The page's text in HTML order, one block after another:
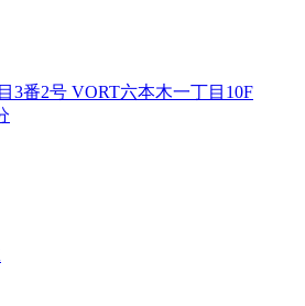
3番2号 VORT六本木一丁目10F